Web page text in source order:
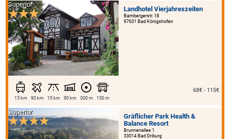
Landhotel Vierjahreszeiten
Bambergerstr. 18
97631 Bad Königshofen
Superior
15 km 90 km 15 km 90 km 300 m 150 m
68€ - 115€
Gräflicher Park Health &
Balance Resort
Brunnenallee 1
33014 Bad Driburg
Superior